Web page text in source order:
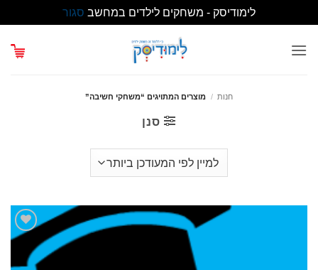
לימודיסק - משחקים לילדים במחשב סגור
חנות / מוצרים המתויגים “משחקי חשיבה”
סנן
הוסף
לרשימת